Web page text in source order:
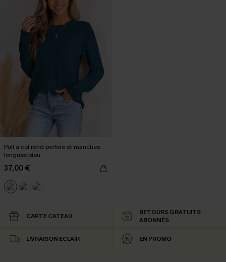
Pull à col rond perforé et manches
longues bleu
37,00 €
CARTE CATEAU
RETOURS GRATUITS
ABONNÉS
LIVRAISON ÉCLAIR EN PROMO